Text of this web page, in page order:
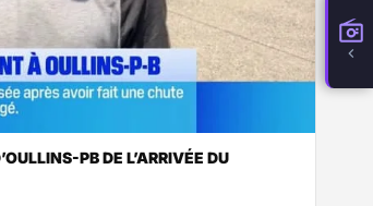
PB DE L’ARRIVÉE DU